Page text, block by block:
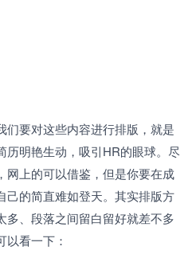
要对这些内容进行排版，就是
历明艳生动，吸引HR的眼球。尽
网上的可以借鉴，但是你要在成
己的简直难如登天。其实排版方
多、段落之间留白留好就差不多
看一下：